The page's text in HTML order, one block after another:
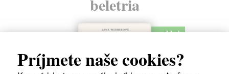
Príjmete naše cookies?
beletria
na sklade